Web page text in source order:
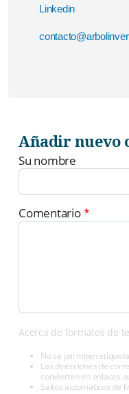
Linkedin
Añadir
Su nombre
Comentario
Acerca de formatos de
No se permiten
Las direcciones de
convierten en enlaces
Saltos automáticos de